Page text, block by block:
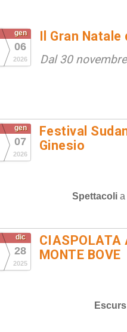
gen
06
2026
Il Gran
Dal 30
gen
07
2026
Festival
Ginesio
Spettacoli a
dic
28
2025
CIASPOLATA
MONTE BOVE